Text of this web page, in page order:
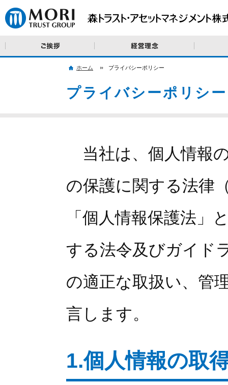
ホーム プライバシーポリシー
プライバシーポリシー
当社は、個人情報
の保護に関する法律
「個人情報保護法」
する法令及びガイド
の適正な取扱い、管
言します。
1.個人情報の取